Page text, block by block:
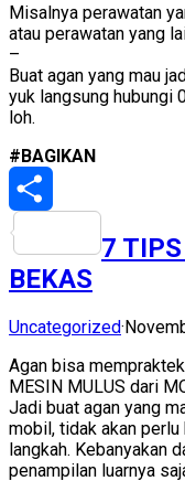
Misalnya perawatan
atau perawatan yang
–
Buat agan yang mau
yuk langsung hubungi
loh.
#BAGIKAN
7
BEKAS
Uncategorized·
Agan bisa
MESIN MULUS dari
Jadi buat agan yang
mobil, tidak akan
langkah. Kebanyakan
penampilan luarnya